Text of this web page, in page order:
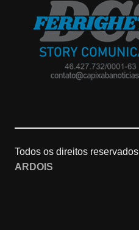
t
a
a
g
l
a
T
u
C
Todos os direitos reservados |
ARDOIS